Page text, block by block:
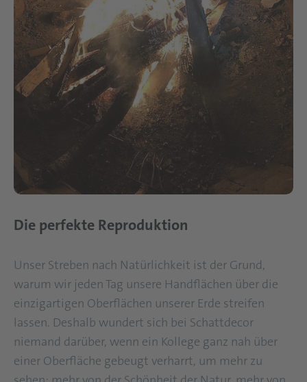
Die perfekte Reproduktion
Unser Streben nach Natürlichkeit ist der Grund,
warum wir jeden Tag unsere Handflächen über die
einzigartigen Oberflächen unserer Erde streifen
lassen. Deshalb wundert sich bei Schattdecor
niemand darüber, wenn ein Kollege ganz nah über
einer Oberfläche gebeugt verharrt, um mehr zu